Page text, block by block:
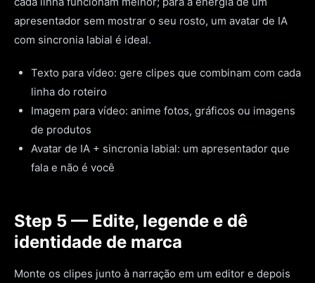
apresentador sem mostrar o seu rosto, um avatar de IA
com sincronia labial é ideal.
Texto para vídeo: gere clipes que combinam com cada
linha do roteiro
Imagem para vídeo: anime fotos, gráficos ou imagens
de produtos
Avatar de IA + sincronia labial: um apresentador que
fala e não é você
Step 5 — Edite, legende e dê
identidade de marca
Monte os clipes junto à narração em um editor e depois